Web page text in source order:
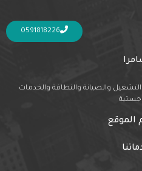
0591818226
It seems we can’t find what you’re
والصيانة والنظافة والخدمات
الموقع